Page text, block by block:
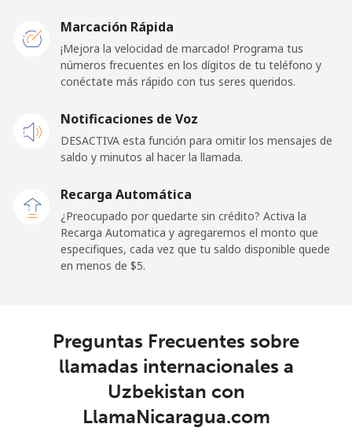
Línea fija ⁦1.5¢⁩
665 min por
⁦$10⁩
Premium ⁦42.5¢⁩
23 min por
United States
All country ⁦1.5¢⁩
665 min por
-
⁦$10⁩
⁦$10⁩
Marcación Rápida
¡Mejora la velocidad de marcado! Programa tus
números frecuentes en los dígitos de tu teléfono y
conéctate más rápido con tus seres queridos.
Notificaciones de Voz
DESACTIVA esta función para omitir los mensajes de
saldo y minutos al hacer la llamada.
Recarga Automática
¿Preocupado por quedarte sin crédito? Activa la
Recarga Automatica y agregaremos el monto que
especifiques, cada vez que tu saldo disponible quede
en menos de ⁦$5⁩.
Preguntas Frecuentes sobre
llamadas internacionales a
Uzbekistan con
LlamaNicaragua.com